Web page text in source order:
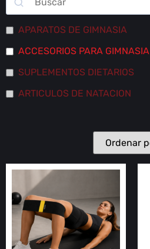
APARATOS DE GIMNASIA
ACCESORIOS PARA GIMNASIA
SUPLEMENTOS DIETARIOS
ARTICULOS DE NATACION